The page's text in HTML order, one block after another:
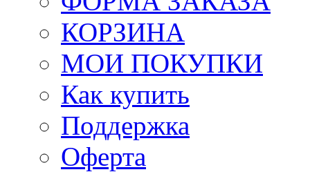
КОРЗИНА
МОИ ПОКУПКИ
Как купить
Поддержка
Оферта